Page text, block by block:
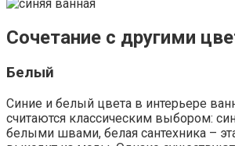
Сочетание с другими
Белый
Синие и белый цвета в интерьере
считаются классическим выбором:
белыми швами, белая сантехника –